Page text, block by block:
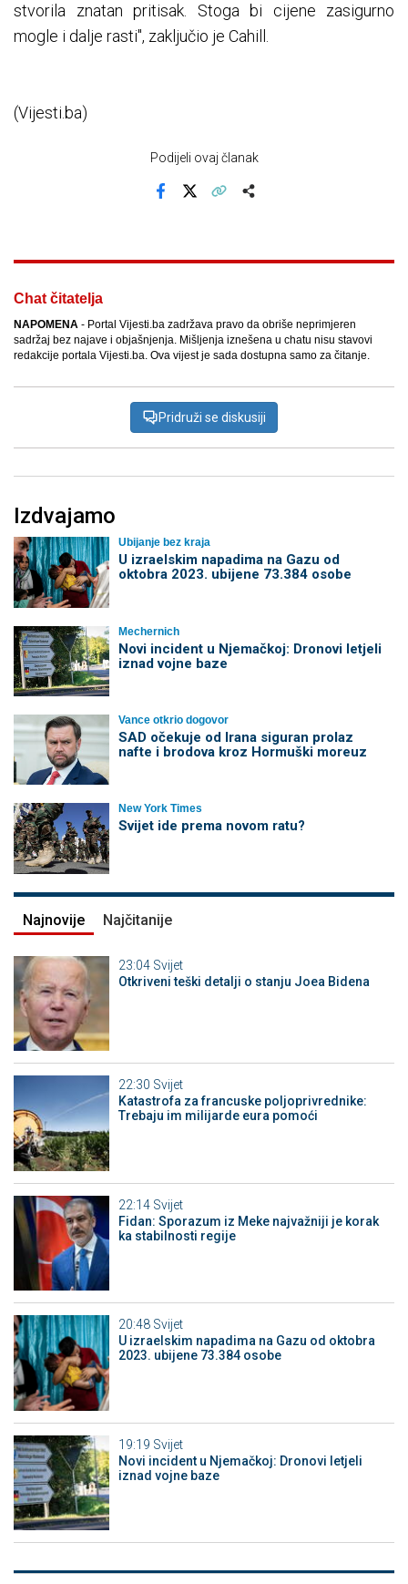
stvorila znatan pritisak. Stoga bi cijene zasigurno
mogle i dalje rasti", zaključio je Cahill.
(Vijesti.ba)
Podijeli ovaj članak
Chat čitatelja
NAPOMENA - Portal Vijesti.ba zadržava pravo da obriše neprimjeren
sadržaj bez najave i objašnjenja. Mišljenja iznešena u chatu nisu stavovi
redakcije portala Vijesti.ba. Ova vijest je sada dostupna samo za čitanje.
Pridruži se diskusiji
Izdvajamo
Ubijanje bez kraja
U izraelskim napadima na Gazu od
oktobra 2023. ubijene 73.384 osobe
Mechernich
Novi incident u Njemačkoj: Dronovi letjeli
iznad vojne baze
Vance otkrio dogovor
SAD očekuje od Irana siguran prolaz
nafte i brodova kroz Hormuški moreuz
New York Times
Svijet ide prema novom ratu?
Najnovije Najčitanije
23:04 Svijet
Otkriveni teški detalji o stanju Joea Bidena
22:30 Svijet
Katastrofa za francuske poljoprivrednike:
Trebaju im milijarde eura pomoći
22:14 Svijet
Fidan: Sporazum iz Meke najvažniji je korak
ka stabilnosti regije
20:48 Svijet
U izraelskim napadima na Gazu od oktobra
2023. ubijene 73.384 osobe
19:19 Svijet
Novi incident u Njemačkoj: Dronovi letjeli
iznad vojne baze